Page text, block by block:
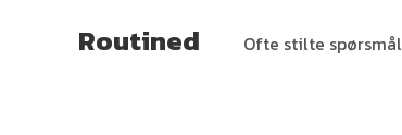
Routined Ofte stilte spørsmål